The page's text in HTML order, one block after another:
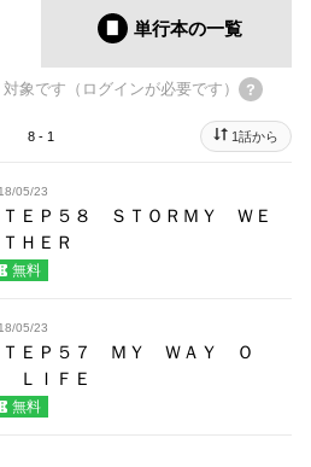
単行本の一覧
対象です（ログインが必要です）
8 - 1 1話から
05/23
ＴＥＰ５８ ＳＴＯＲＭＹ ＷＥ
ＨＥＲ
無料
05/23
ＴＥＰ５７ ＭＹ ＷＡＹ Ｏ
ＬＩＦＥ
無料